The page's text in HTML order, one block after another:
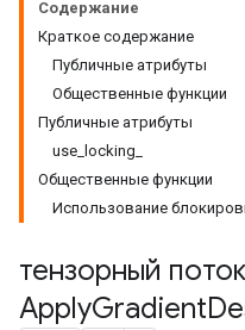
Содержание
Краткое содержание
Публичные атрибуты
Общественные функции
Публичные атрибуты
use_locking_
Общественные функции
Использование
тензорный поток
ApplyGradient